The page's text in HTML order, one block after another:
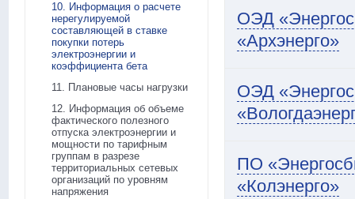
10. Информация о расчете
нерегулируемой
составляющей в ставке
покупки потерь
электроэнергии и
коэффициента бета
11. Плановые часы нагрузки
12. Информация об объеме
фактического полезного
отпуска электроэнергии и
мощности по тарифным
группам в разрезе
территориальных сетевых
организаций по уровням
напряжения
ОЭД
«Архэнерго»
ОЭД
ПО
«Колэнерго»